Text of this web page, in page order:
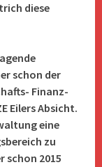
diese
schon der
Finanz-
Eilers Absicht.
eine
zu
schon 2015